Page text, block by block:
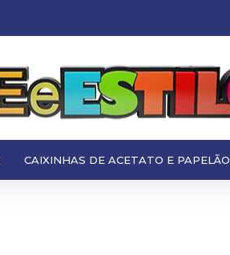
CAIXINHAS DE ACETATO E PAPELÃO